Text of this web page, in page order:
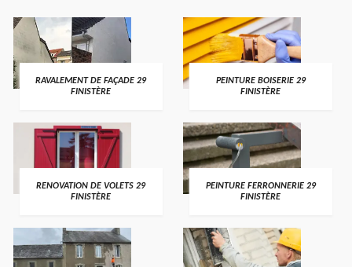
RAVALEMENT DE FAÇADE 29
FINISTÈRE
PEINTURE BOISERIE 29
FINISTÈRE
RENOVATION DE VOLETS 29
FINISTÈRE
PEINTURE FERRONNERIE 29
FINISTÈRE